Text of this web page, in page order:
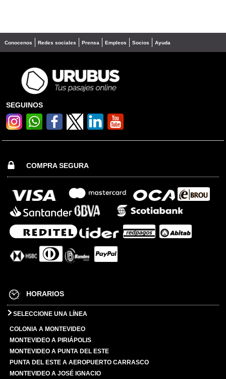
Conocenos Redes sociales Prensa Empleos Socios Ayuda
SEGUINOS
COMPRA SEGURA
HORARIOS
SELECCIONE UNA LÍNEA
COLONIA A MONTEVIDEO
MONTEVIDEO A PIRIÁPOLIS
MONTEVIDEO A PUNTA DEL ESTE
PUNTA DEL ESTE A AEROPUERTO CARRASCO
MONTEVIDEO A JOSÉ IGNACIO